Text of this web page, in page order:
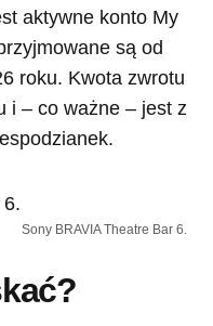
aktywne konto My
są od
roku. Kwota zwrotu
i – co ważne – jest z
Sony BRAVIA Theatre Bar 6.